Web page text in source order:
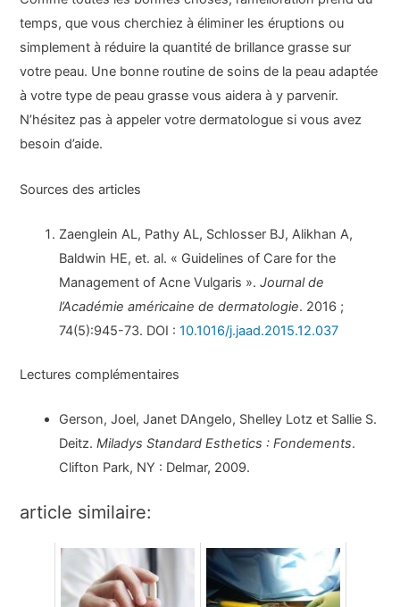
temps, que vous cherchiez à éliminer les éruptions ou
simplement à réduire la quantité de brillance grasse sur
votre peau. Une bonne routine de soins de la peau adaptée
à votre type de peau grasse vous aidera à y parvenir.
N’hésitez pas à appeler votre dermatologue si vous avez
besoin d’aide.
Sources des articles
Zaenglein AL, Pathy AL, Schlosser BJ, Alikhan A,
Baldwin HE, et. al. « Guidelines of Care for the
Management of Acne Vulgaris ».Journal de
l’Académie américaine de dermatologie. 2016 ;
74(5):945-73. DOI :10.1016/j.jaad.2015.12.037
Lectures complémentaires
Gerson, Joel, Janet DAngelo, Shelley Lotz et Sallie S.
Deitz.Miladys Standard Esthetics : Fondements.
Clifton Park, NY : Delmar, 2009.
article similaire: